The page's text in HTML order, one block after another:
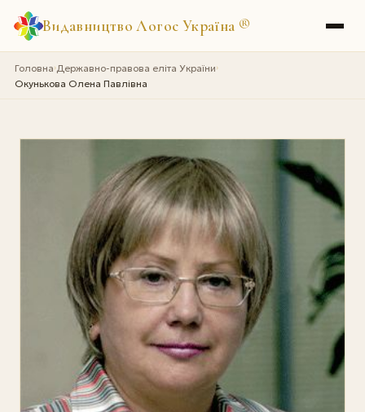
Видавництво Логос Україна ®
Головна›Державно-правова еліта України›
Окунькова Олена Павлівна